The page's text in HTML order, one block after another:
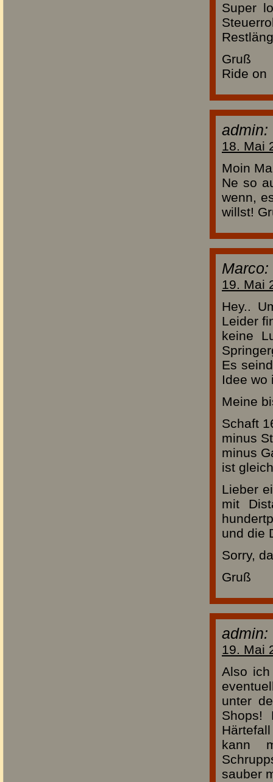
Super
Gruß
Ride on
admin:
18. Mai
Moin
Ne so
wenn,
willst!
Marco:
19. Mai
Hey..
Leider
keine
Es
Idee wo
Meine
Schaft
minus
minus
ist
Lieber
mit
und die
Sorry,
Gruß
admin:
19. Mai
Also
unter
Shops!
kann
sauber